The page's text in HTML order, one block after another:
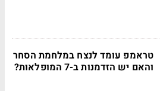
טראמפ עומד לנצח במלחמת הסחר
והאם יש הזדמנות ב-7 המופלאות?